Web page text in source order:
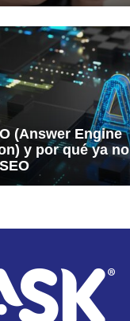
(Answer Engine
y por qué ya no